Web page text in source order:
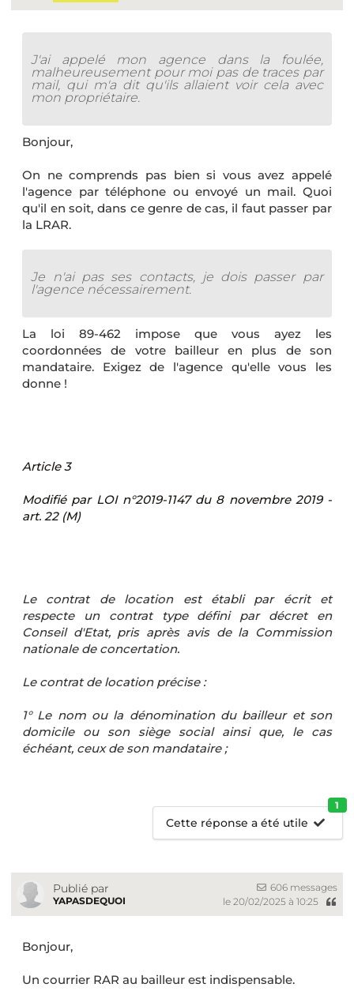
J'ai appelé mon agence dans la foulée,
malheureusement pour moi pas de traces par
mail, qui m'a dit qu'ils allaient voir cela avec
mon propriétaire.
Bonjour,
On ne comprends pas bien si vous avez appelé
l'agence par téléphone ou envoyé un mail. Quoi
qu'il en soit, dans ce genre de cas, il faut passer par
la LRAR.
Je n'ai pas ses contacts, je dois passer par
l'agence nécessairement.
La loi 89-462 impose que vous ayez les
coordonnées de votre bailleur en plus de son
mandataire. Exigez de l'agence qu'elle vous les
donne !
Article 3
Modifié par LOI n°2019-1147 du 8 novembre 2019 -
art. 22 (M)
Le contrat de location est établi par écrit et
respecte un contrat type défini par décret en
Conseil d'Etat, pris après avis de la Commission
nationale de concertation.
Le contrat de location précise :
1° Le nom ou la dénomination du bailleur et son
domicile ou son siège social ainsi que, le cas
échéant, ceux de son mandataire ;
Cette réponse a été utile
1
Publié par
YAPASDEQUOI
606 messages
le 20/02/2025 à 10:25
Bonjour,
Un courrier RAR au bailleur est indispensable.